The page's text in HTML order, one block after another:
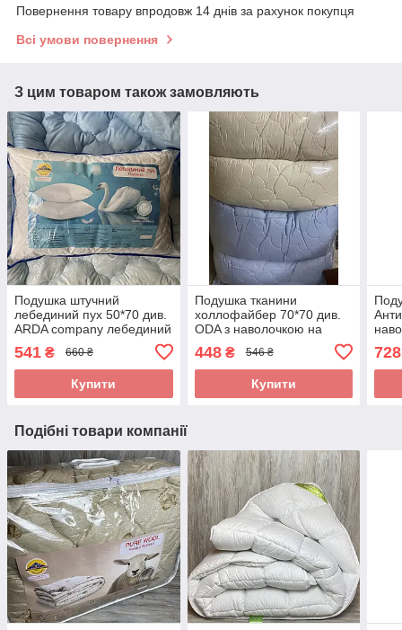
Повернення товару впродовж 14 днів за рахунок покупця
Всі умови повернення
З цим товаром також замовляють
Подушка штучний
лебединий пух 50*70 див.
ARDA company лебединий
пух. Чохол 100% бавовна
541 ₴ 660 ₴
Купити
Подушка тканини
холлофайбер 70*70 див.
ODA з наволочкою на
448₴ 546 ₴
Купити
для
728
Подібні товари компанії